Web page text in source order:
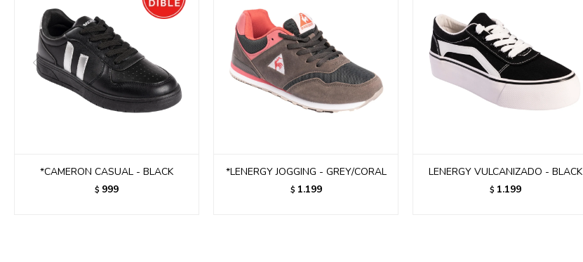
*CAMERON CASUAL - BLACK
$ 999
*LENERGY JOGGING - GREY/CORAL
$ 1.199
LENERGY VULCANIZADO - BLACK
$ 1.199